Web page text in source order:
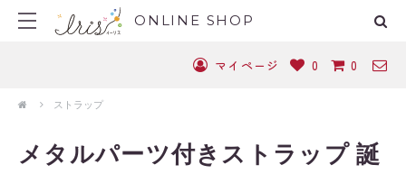
ONLINE SHOP
マイページ 0 0
ストラップ
メタルパーツ付きストラップ 誕